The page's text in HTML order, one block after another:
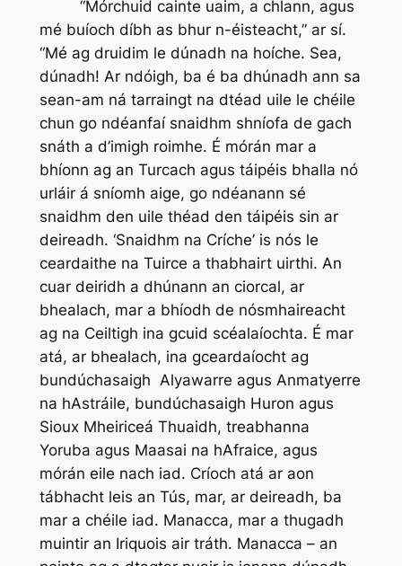
“Mórchuid cainte uaim, a chlann, agus
mé buíoch díbh as bhur n-éisteacht,” ar sí.
“Mé ag druidim le dúnadh na hoíche. Sea,
dúnadh! Ar ndóigh, ba é ba dhúnadh ann sa
sean-am ná tarraingt na dtéad uile le chéile
chun go ndéanfaí snaidhm shníofa de gach
snáth a d’imigh roimhe. É mórán mar a
bhíonn ag an Turcach agus táipéis bhalla nó
urláir á sníomh aige, go ndéanann sé
snaidhm den uile théad den táipéis sin ar
deireadh. ‘Snaidhm na Críche’ is nós le
ceardaithe na Tuirce a thabhairt uirthi. An
cuar deiridh a dhúnann an ciorcal, ar
bhealach, mar a bhíodh de nósmhaireacht
ag na Ceiltigh ina gcuid scéalaíochta. É mar
atá, ar bhealach, ina gceardaíocht ag
bundúchasaigh Alyawarre agus Anmatyerre
na hAstráile, bundúchasaigh Huron agus
Sioux Mheiriceá Thuaidh, treabhanna
Yoruba agus Maasai na hAfraice, agus
mórán eile nach iad. Críoch atá ar aon
tábhacht leis an Tús, mar, ar deireadh, ba
mar a chéile iad. Manacca, mar a thugadh
muintir an Iriquois air tráth. Manacca – an